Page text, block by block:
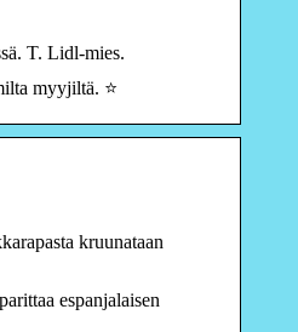
T. Lidl-mies.
myyjiltä. ⭐
kruunataan
espanjalaisen